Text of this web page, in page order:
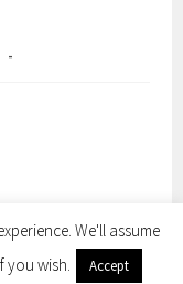
SELA DOOR
We'll assume
wish.
Accept